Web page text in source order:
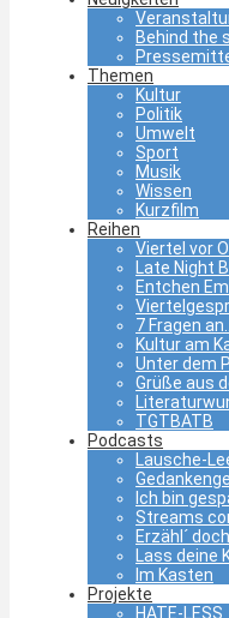
Behind the
Themen
Kultur
Politik
Umwelt
Sport
Musik
Wissen
Kurzfilm
Reihen
Viertel vor
Late Night
Entchen
7 Fragen
Kultur am
Unter dem
Grüße aus
TGTBATB
Podcasts
Lausche-
Ich bin
Streams
Erzähl´
Lass deine
Im Kasten
Projekte
HATE-LESS